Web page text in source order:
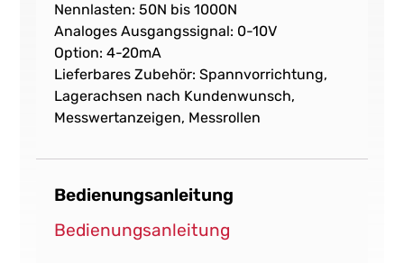
Nennlasten: 50N bis 1000N
Analoges Ausgangssignal: 0-10V
Option: 4-20mA
Lieferbares Zubehör: Spannvorrichtung,
Lagerachsen nach Kundenwunsch,
Messwertanzeigen, Messrollen
Bedienungsanleitung
Bedienungsanleitung